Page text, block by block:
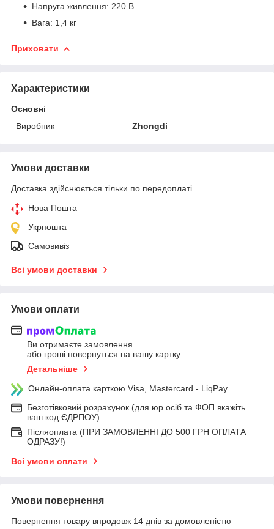
Напруга живлення: 220 В
Вага: 1,4 кг
Приховати
Характеристики
Основні
Виробник
Zhongdi
Умови доставки
Доставка здійснюється тільки по передоплаті.
Нова Пошта
Укрпошта
Самовивіз
Всі умови доставки
Умови оплати
Ви отримаєте замовлення
або гроші повернуться на вашу картку
Детальніше
Онлайн-оплата карткою Visa, Mastercard - LiqPay
Безготівковий розрахунок (для юр.осіб та ФОП вкажіть
ваш код ЄДРПОУ)
Післяоплата (ПРИ ЗАМОВЛЕННІ ДО 500 ГРН ОПЛАТА
ОДРАЗУ!)
Всі умови оплати
Умови повернення
Повернення товару впродовж 14 днів за домовленістю